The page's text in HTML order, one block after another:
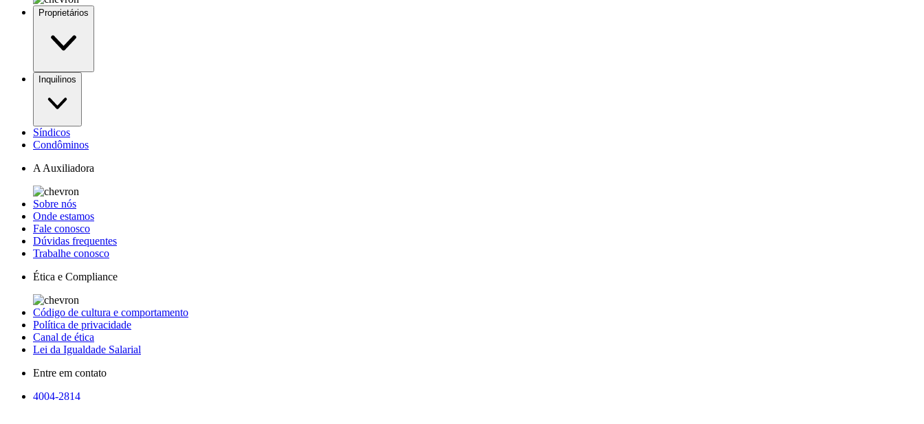
Proprietários
Inquilinos
Síndicos
Condôminos
A Auxiliadora
Sobre nós
Onde estamos
Fale conosco
Dúvidas frequentes
Trabalhe conosco
Ética e Compliance
Código de cultura e comportamento
Política de privacidade
Canal de ética
Lei da Igualdade Salarial
Entre em contato
4004-2814